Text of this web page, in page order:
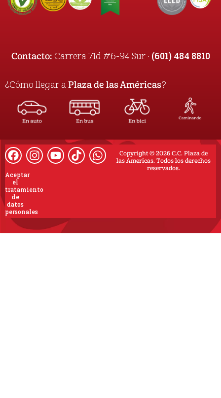
Contacto: Carrera 71d #6-94 Sur · (601) 484 8810
¿Cómo llegar a Plaza de las Américas?
Copyright © 2026 C.C. Plaza de
las Americas. Todos los derechos
reservados.
Aceptar
el
tratamiento
de
datos
personales